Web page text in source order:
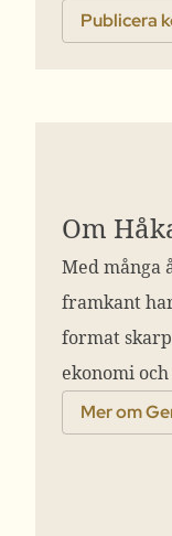
Om
Med många
framkant
format
ekonomi
Mer om